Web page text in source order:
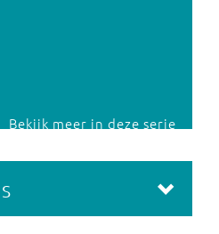
Bekijk meer in deze serie